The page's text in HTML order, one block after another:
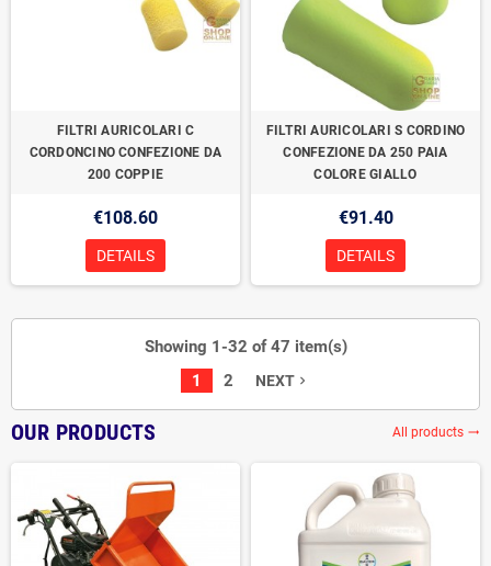
FILTRI AURICOLARI C
CORDONCINO CONFEZIONE DA
200 COPPIE
€108.60
DETAILS
FILTRI AURICOLARI S CORDINO
CONFEZIONE DA 250 PAIA
COLORE GIALLO
€91.40
DETAILS
Showing 1-32 of 47 item(s)
1
2 NEXT navigate_next
OUR PRODUCTS All products trending_flat